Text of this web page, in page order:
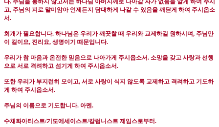
다. 주님을 통하지 않고서는 하나님 아버지께로 나아갈 자가 없음을 알게 하여 주시
고, 주님의 피로 말미암아 언제든지 담대하게 나갈 수 있음을 깨닫게 하여 주시옵소
서.
회개가 필요합니다. 하나님은 우리가 깨끗할 때 우리와 교제하길 원하시며, 주님만
이 길이요, 진리요, 생명이기 때문입니다.
우리가 참 마음과 온전한 믿음으로 나아가게 주시옵소서. 소망을 갖고 사랑과 선행
으로 서로 격려하고 섬기게 하여 주시옵소서.
또한 우리가 부지런히 모이고, 서로 사랑이 식지 않도록 교제하고 격려하고 기도하
게 하여 주시옵소서.
주님의 이름으로 기도합니다. 아멘.
수채화아티스트/기도에세이스트/칼럼니스트 제임스로부터.